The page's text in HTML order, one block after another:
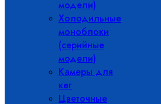
модели)
Холодильные
моноблоки
(серийные
модели)
Камеры для
кег
Цветочные